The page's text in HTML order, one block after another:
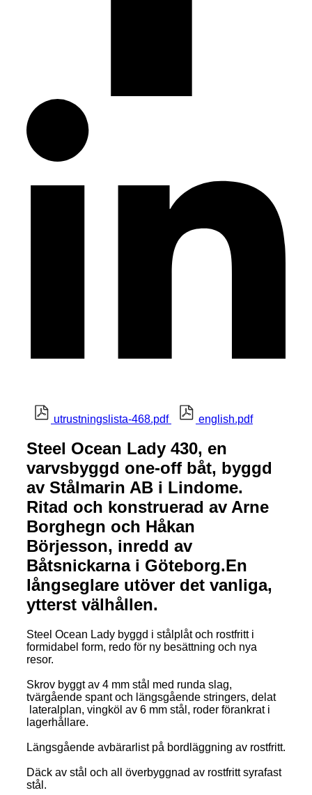
utrustningslista-468.pdf english.pdf
Steel Ocean Lady 430, en
varvsbyggd one-off båt, byggd
av Stålmarin AB i Lindome.
Ritad och konstruerad av Arne
Borghegn och Håkan
Börjesson, inredd av
Båtsnickarna i Göteborg.En
långseglare utöver det vanliga,
ytterst välhållen.
Steel Ocean Lady byggd i stålplåt och rostfritt i
formidabel form, redo för ny besättning och nya
resor.
Skrov byggt av 4 mm stål med runda slag,
tvärgående spant och längsgående stringers, delat
lateralplan, vingköl av 6 mm stål, roder förankrat i
lagerhållare.
Längsgående avbärarlist på bordläggning av rostfritt.
Däck av stål och all överbyggnad av rostfritt syrafast
stål.